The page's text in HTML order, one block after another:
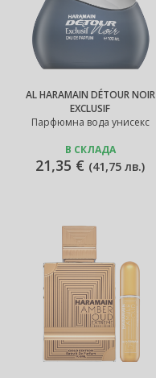
AL HARAMAIN DÉTOUR NOIR
EXCLUSIF
Парфюмна вода унисекс
В СКЛАДА
21,35 € (41,75 лв.)